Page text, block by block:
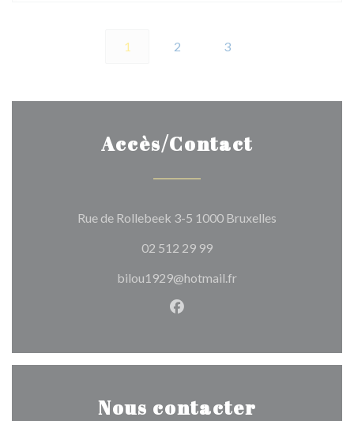
1 2 3
Accès/Contact
Rue de Rollebeek 3-5 1000 Bruxelles
02 512 29 99
bilou1929@hotmail.fr
Facebook ((ouvre une
Nous contacter